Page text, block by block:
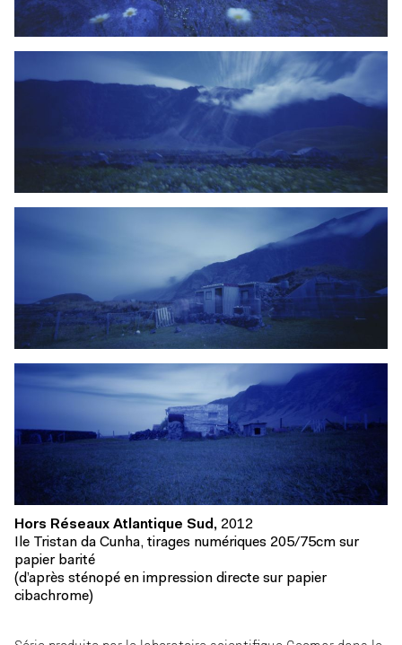
Hors Réseaux Atlantique Sud, 2012
Ile Tristan da Cunha, tirages numériques 205/75cm sur
papier barité
(d’après sténopé en impression directe sur papier
cibachrome)